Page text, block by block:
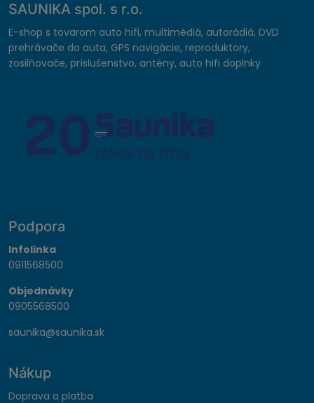
SAUNIKA spol. s r.o.
E-shop s tovarom auto hifi, multimédiá, autorádiá, DVD
prehrávače do auta, GPS navigácie, reproduktory,
zosilňovače, príslušenstvo, antény, auto hifi doplnky
Podpora
Infolinka
0911568500
Objednávky
0905568500
saunika@saunika.sk
Nákup
Doprava a platba